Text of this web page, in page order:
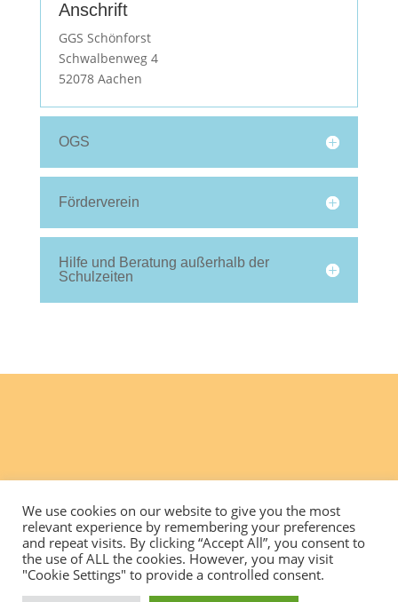
Anschrift
GGS Schönforst
Schwalbenweg 4
52078 Aachen
OGS
Förderverein
Hilfe und Beratung außerhalb der
Schulzeiten
Datenschutzerklärung Impressum Kontakt
We use cookies on our website to give you the most
relevant experience by remembering your preferences
and repeat visits. By clicking “Accept All”, you consent to
the use of ALL the cookies. However, you may visit
"Cookie Settings" to provide a controlled consent.